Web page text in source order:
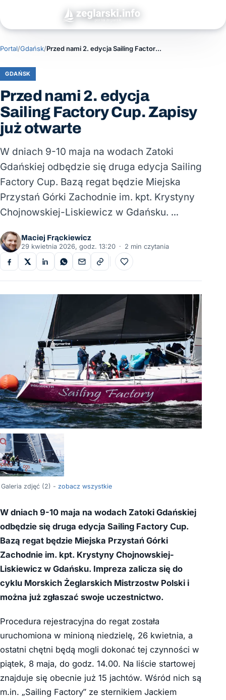
Portal/Gdańsk/ Przed nami 2. edycja Sailing Factory Cup. Zapisy już otwarte
GDAŃSK
Przed nami 2. edycja
Sailing Factory Cup. Zapisy
już otwarte
W dniach 9-10 maja na wodach Zatoki
Gdańskiej odbędzie się druga edycja Sailing
Factory Cup. Bazą regat będzie Miejska
Przystań Górki Zachodnie im. kpt. Krystyny
Chojnowskiej-Liskiewicz w Gdańsku. …
Maciej Frąckiewicz
29 kwietnia 2026, godz. 13:20 · 2 min czytania
Do ulubionych
Galeria zdjęć (2) - zobacz wszystkie
W dniach 9-10 maja na wodach Zatoki Gdańskiej
odbędzie się druga edycja Sailing Factory Cup.
Bazą regat będzie Miejska Przystań Górki
Zachodnie im. kpt. Krystyny Chojnowskiej-
Liskiewicz w Gdańsku. Impreza zalicza się do
cyklu Morskich Żeglarskich Mistrzostw Polski i
można już zgłaszać swoje uczestnictwo.
Procedura rejestracyjna do regat została
uruchomiona w minioną niedzielę, 26 kwietnia, a
ostatni chętni będą mogli dokonać tej czynności w
piątek, 8 maja, do godz. 14.00. Na liście startowej
znajduje się obecnie już 15 jachtów. Wśród nich są
m.in. „Sailing Factory” ze sternikiem Jackiem